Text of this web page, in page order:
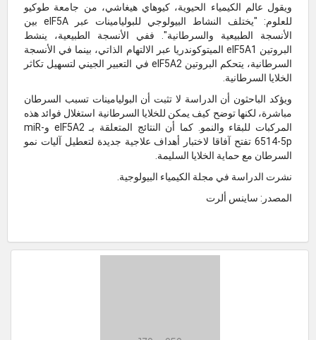
ويقول عالم الكيمياء الحيوية، كيوهاي هيغاشي، من جامعة طوكيو
للعلوم: "يختلف النشاط البيولوجي للبوليامينات عبر eIF5A بين
الأنسجة الطبيعية والسرطانية". ففي الأنسجة الطبيعية، ينشط
البروتين eIF5A1 الميتوكوندريا عبر الالتهام الذاتي، بينما في الأنسجة
السرطانية، يتحكم البروتين eIF5A2 في التعبير الجيني لتسهيل تكاثر
الخلايا السرطانية.
ويؤكد الباحثون أن الدراسة لا تثبت أن البوليامينات تسبب السرطان
مباشرة، لكنها توضح كيف يمكن للخلايا السرطانية استغلال فوائد هذه
المركبات للبقاء والنمو. كما أن النتائج المتعلقة بـ eIF5A2 وmiR-
6514-5p تفتح آفاقا لاختبار أهداف علاجية جديدة لتعطيل آليات نمو
السرطان مع حماية الخلايا السليمة.
نشرت الدراسة في مجلة الكيمياء البيولوجية.
المصدر: ساينس ألرت